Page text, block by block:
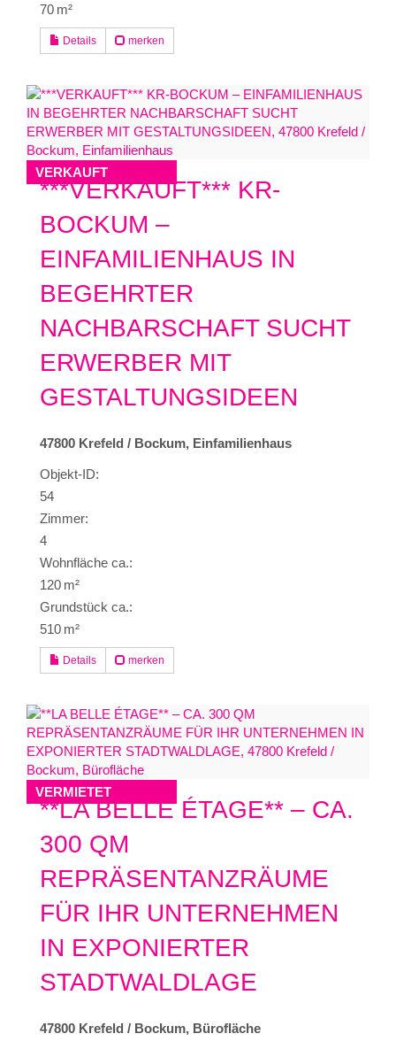
70 m²
Details merken
VERKAUFT
***VERKAUFT*** KR-
BOCKUM –
EINFAMILIENHAUS IN
BEGEHRTER
NACHBARSCHAFT SUCHT
ERWERBER MIT
GESTALTUNGSIDEEN
47800 Krefeld / Bockum, Einfamilienhaus
Objekt-ID:
54
Zimmer:
4
Wohnfläche ca.:
120 m²
Grund­stück ca.:
510 m²
Details merken
VERMIETET
**LA BELLE ÉTAGE** – CA.
300 QM
REPRÄSENTANZRÄUME
FÜR IHR UNTERNEHMEN
IN EXPONIERTER
STADTWALDLAGE
47800 Krefeld / Bockum, Bürofläche